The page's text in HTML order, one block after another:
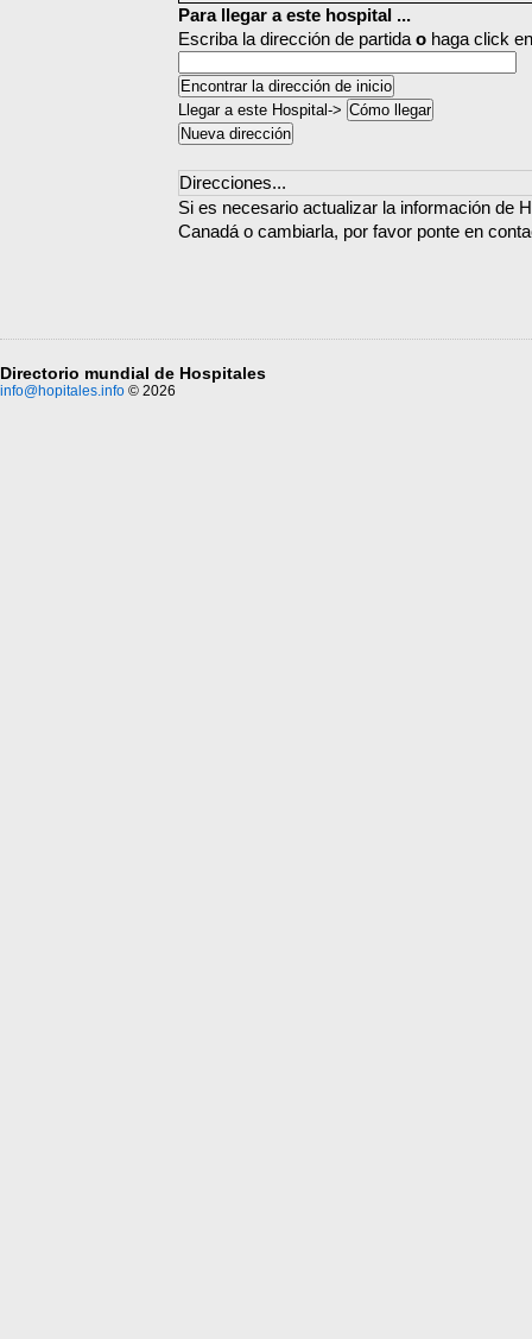
Para llegar a este hospital ...
Escriba la dirección de partida o haga click
Llegar a este Hospital->
Direcciones...
Si es necesario actualizar la información de
Canadá o cambiarla, por favor ponte en
Directorio mundial de Hospitales
info@hopitales.info © 2026